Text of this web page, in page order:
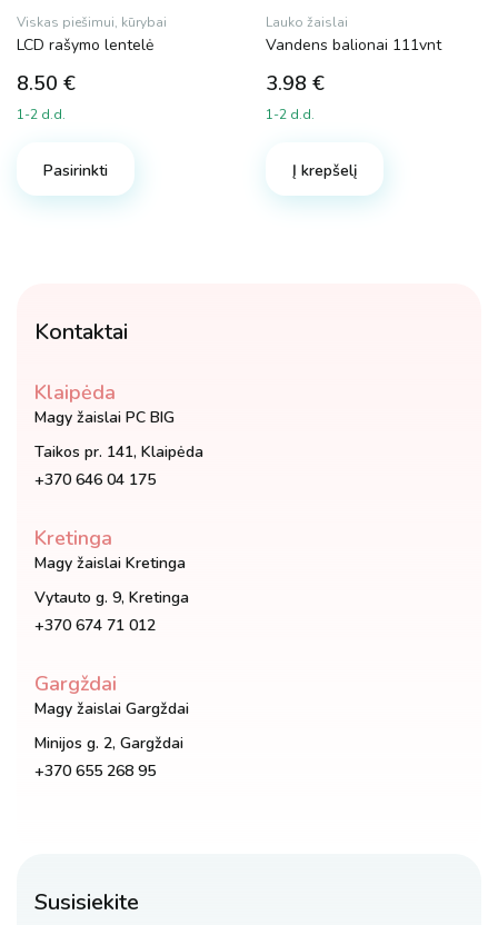
Viskas piešimui, kūrybai
LCD rašymo lentelė
8.50 €
1-2 d.d.
Pasirinkti
Lauko žaislai
Vandens balionai 111vnt
3.98 €
1-2 d.d.
Į krepšelį
Kontaktai
Klaipėda
Magy žaislai PC BIG
Taikos pr. 141, Klaipėda
+370 646 04 175
Kretinga
Magy žaislai Kretinga
Vytauto g. 9, Kretinga
+370 674 71 012
Gargždai
Magy žaislai Gargždai
Minijos g. 2, Gargždai
+370 655 268 95
Susisiekite